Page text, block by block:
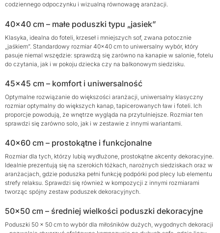
codziennego odpoczynku i wizualną równowagę aranżacji.
40×40 cm – małe poduszki typu „jasiek”
Klasyka, idealna do foteli, krzeseł i mniejszych sof, zwana potocznie
„jaśkiem”. Standardowy rozmiar 40×40 cm to uniwersalny wybór, który
pasuje niemal wszędzie: sprawdzą się zarówno na kanapie w salonie, fotelu
do czytania, jak i w pokoju dziecka czy na balkonowym siedzisku.
45×45 cm – komfort i uniwersalność
Optymalne rozwiązanie do większości aranżacji, uniwersalny klasyczny
rozmiar optymalny do większych kanap, tapicerowanych ław i foteli. Ich
proporcje powodują, że wnętrze wygląda na przytulniejsze. Rozmiar ten
sprawdzi się zarówno solo, jak i w zestawie z innymi wariantami.
40×60 cm – prostokątne i funkcjonalne
Rozmiar dla tych, którzy lubią wydłużone, prostokątne akcenty dekoracyjne.
Idealnie prezentują się na szerokich łóżkach, narożnych siedziskach oraz w
aranżacjach, gdzie poduszka pełni funkcję podpórki pod plecy lub elementu
strefy relaksu. Sprawdzi się również w kompozycji z innymi rozmiarami
tworząc spójny zestaw poduszek dekoracyjnych.
50×50 cm – średniej wielkości poduszki dekoracyjne
Poduszki 50 x 50 cm to wybór dla miłośników dużych, wygodnych dekoracji